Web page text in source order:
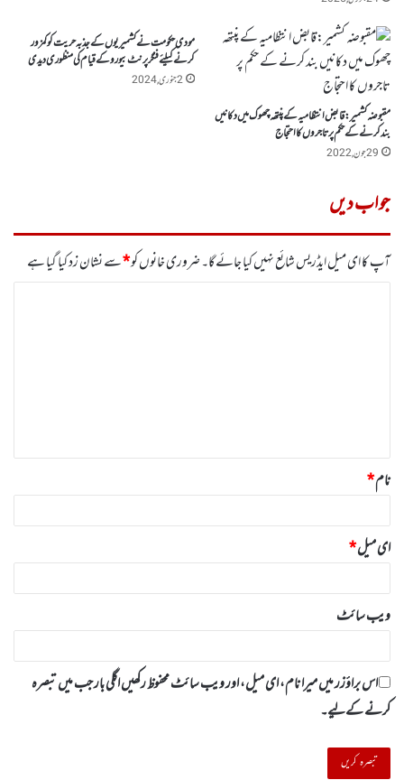
مقبوضہ کشمیر:قابض انتظامیہ کے پنتھہ چھوک میں دکانیں
بند کرنے کے حکم پر تاجروں کا احتجاج
29 جون, 2022
مودی حکومت نے کشمیریوں کے جذبہ حریت کوکمزور
کرنے کیلئے فنگر پرنٹ بیورو کے قیام کی منظوری دیدی
2 جنوری, 2024
جواب دیں
آپ کا ای میل ایڈریس شائع نہیں کیا جائے گا۔ضروری خانوں کو*سے نشان زد کیا گیا ہے
نام*
ای میل*
ویب‌ سائٹ
اس براؤزر میں میرا نام، ای میل، اور ویب سائٹ محفوظ رکھیں اگلی بار جب میں تبصرہ
کرنے کےلیے۔